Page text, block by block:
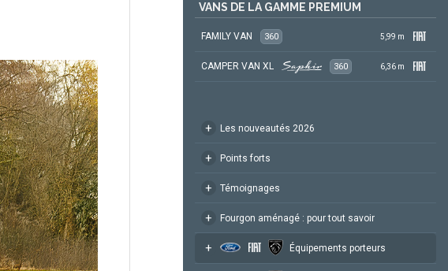
VANS DE LA GAMME PREMIUM
FAMILY VAN 360 5,99 m
CAMPER VAN XL 360 6,36 m
+ Les nouveautés 2026
+ Points forts
+ Témoignages
+ Fourgon aménagé : pour tout savoir
+ Équipements porteurs